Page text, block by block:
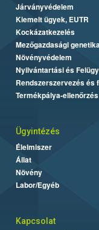
Járványvédelem
Kiemelt ügyek, EUTR
Kockázatkezelés
Mezőgazdasági
Növényvédelem
Nyilvántartási és
Rendszerszervezés és
Termékpálya-ellenőrzés
Ügyintézés
Élelmiszer
Állat
Növény
Labor/Egyéb
Kapcsolat